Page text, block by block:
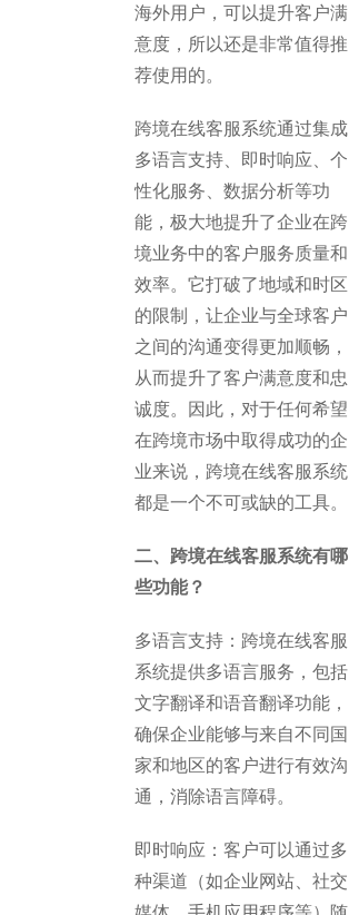
海外用户，可以提升客户满
意度，所以还是非常值得推
荐使用的。
跨境在线客服系统通过集成
多语言支持、即时响应、个
性化服务、数据分析等功
能，极大地提升了企业在跨
境业务中的客户服务质量和
效率。它打破了地域和时区
的限制，让企业与全球客户
之间的沟通变得更加顺畅，
从而提升了客户满意度和忠
诚度。因此，对于任何希望
在跨境市场中取得成功的企
业来说，跨境在线客服系统
都是一个不可或缺的工具。
二、跨境在线客服系统有哪
些功能？
多语言支持：跨境在线客服
系统提供多语言服务，包括
文字翻译和语音翻译功能，
确保企业能够与来自不同国
家和地区的客户进行有效沟
通，消除语言障碍。
即时响应：客户可以通过多
种渠道（如企业网站、社交